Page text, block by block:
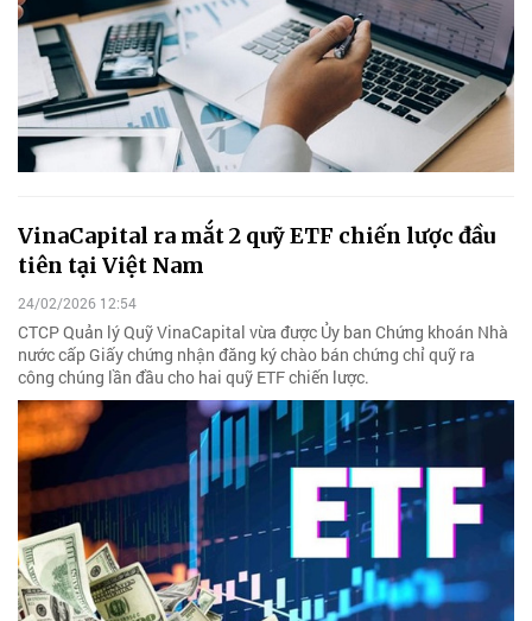
VinaCapital ra mắt 2 quỹ ETF chiến lược đầu
tiên tại Việt Nam
24/02/2026 12:54
CTCP Quản lý Quỹ VinaCapital vừa được Ủy ban Chứng khoán Nhà
nước cấp Giấy chứng nhận đăng ký chào bán chứng chỉ quỹ ra
công chúng lần đầu cho hai quỹ ETF chiến lược.